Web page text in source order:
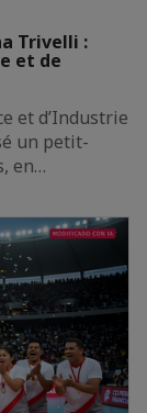
Trivelli :
et de
et d’Industrie
un petit-
en…